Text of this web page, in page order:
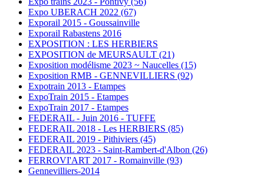
Expo UBERACH 2022 (67)
Exporail 2015 - Goussainville
Exporail Rabastens 2016
EXPOSITION : LES HERBIERS
EXPOSITION de MEURSAULT (21)
Exposition modélisme 2023 ~ Naucelles (15)
Exposition RMB - GENNEVILLIERS (92)
Expotrain 2013 - Etampes
ExpoTrain 2015 - Etampes
ExpoTrain 2017 - Etampes
FEDERAIL - Juin 2016 - TUFFE
FEDERAIL 2018 - Les HERBIERS (85)
FEDERAIL 2019 - Pithiviers (45)
FEDERAIL 2023 - Saint-Rambert-d'Albon (26)
FERROVI'ART 2017 - Romainville (93)
Gennevilliers-2014